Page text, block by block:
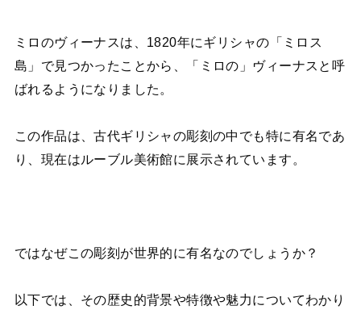
ミロのヴィーナスは、1820年にギリシャの「ミロス
島」で見つかったことから、「ミロの」ヴィーナスと呼
ばれるようになりました。
この作品は、古代ギリシャの彫刻の中でも特に有名であ
り、現在はルーブル美術館に展示されています。
ではなぜこの彫刻が世界的に有名なのでしょうか？
以下では、その歴史的背景や特徴や魅力についてわかり